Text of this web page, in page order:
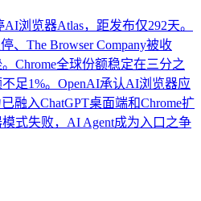
浏览器Atlas，距发布仅292天。
、The Browser Company被收
Chrome全球份额稳定在三分之
足1%。OpenAI承认AI浏览器应
融入ChatGPT桌面端和Chrome扩
式失败，AI Agent成为入口之争